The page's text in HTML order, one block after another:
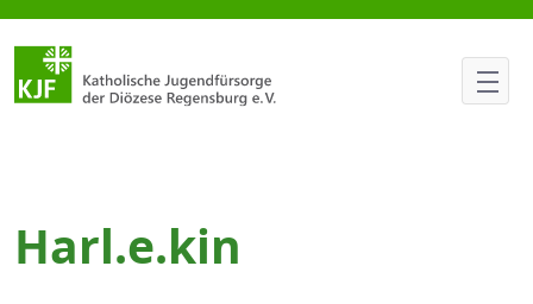
„Olle Gaffel Soli Bier“- Aktion
Harl.e.kin